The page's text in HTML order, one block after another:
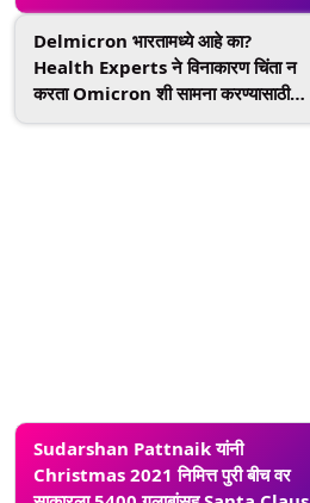
WIN वर स्लॉट कसा कराल बूक?
Delmicron भारतामध्ये आहे का?
Health Experts ने विनाकारण चिंता न
करता Omicron शी सामना करण्यासाठी
Sudarshan Pattnaik यांनी
Christmas 2021 निमित्त पुरी बीच वर